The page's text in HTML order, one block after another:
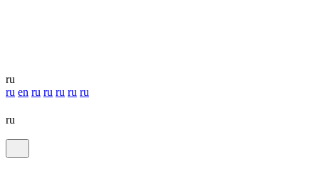
ru
ru en ru ru ru ru ru
ru